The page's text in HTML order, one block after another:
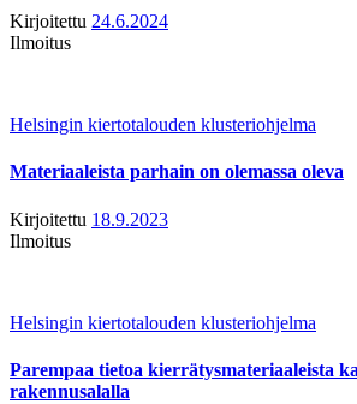
Kirjoitettu 24.6.2024
Ilmoitus
Helsingin kiertotalouden klusteriohjelma
Materiaaleista parhain on olemassa oleva
Kirjoitettu 18.9.2023
Ilmoitus
Helsingin kiertotalouden klusteriohjelma
Parempaa tietoa kierrätysmateriaaleista
rakennusalalla